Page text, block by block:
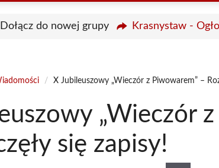
Dołącz do nowej grupy Krasnystaw -
/ X Jubileuszowy „Wieczór z Piwowarem” –
„Wieczór
się zapisy!